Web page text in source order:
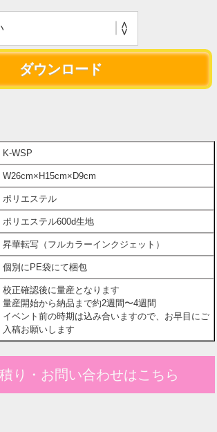
K-WSP
W26cm×H15cm×D9cm
ポリエステル
ポリエステル600d生地
昇華転写（フルカラーインクジェット）
個別にPE袋にて梱包
校正確認後に量産となります
量産開始から納品まで約2週間〜4週間
イベント前の時期は込み合いますので、お早目にご
入稿お願いします
り・お問い合わせはこちら